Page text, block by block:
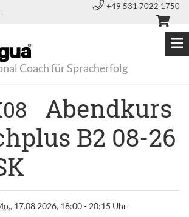
+49 531 7022 1750
Coach für Spracherfolg
Abendkurs
B2 08-26
, 17.08.2026, 18:00 - 20:15 Uhr